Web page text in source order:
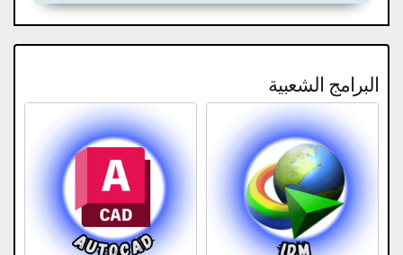
البرامج الشعبية